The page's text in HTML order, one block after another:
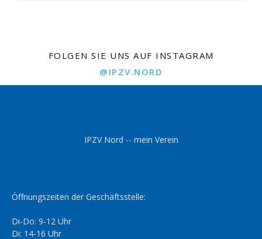
FOLGEN SIE UNS AUF INSTAGRAM
@IPZV.NORD
IPZV Nord -- mein Verein
Öffnungszeiten der Geschäftsstelle:
Di-Do: 9-12 Uhr
Di: 14-16 Uhr